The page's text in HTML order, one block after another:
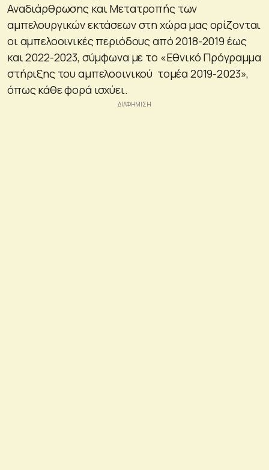
Αναδιάρθρωσης και Μετατροπής των
αμπελουργικών εκτάσεων στη χώρα μας ορίζονται
οι αμπελοοινικές περιόδους από 2018-2019 έως
και 2022-2023, σύμφωνα με το «Εθνικό Πρόγραμμα
στήριξης του αμπελοοινικού τομέα 2019-2023»,
όπως κάθε φορά ισχύει.